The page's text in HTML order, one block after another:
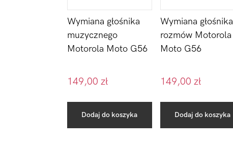
Wymiana głośnika
muzycznego
Motorola Moto G56
149,00 zł
Dodaj do koszyka
Wymiana głośnika
rozmów Motorola
Moto G56
149,00 zł
Dodaj do koszyka